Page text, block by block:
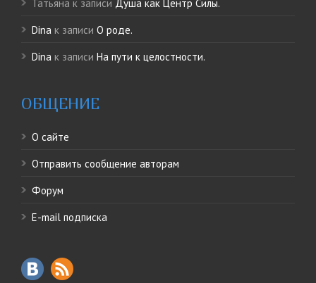
Татьяна к записи Душа как Центр Силы.
Dina к записи О роде.
Dina к записи На пути к целостности.
ОБЩЕНИЕ
О сайте
Отправить сообщение авторам
Форум
E-mail подписка